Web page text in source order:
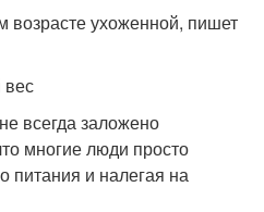
возрасте ухоженной, пишет
всегда заложено
многие люди просто
питания и налегая на